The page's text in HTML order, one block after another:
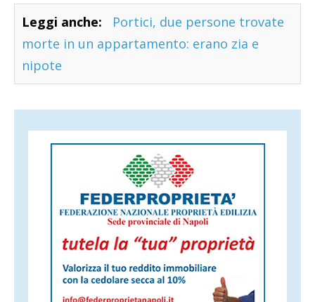
Leggi anche:
Portici, due persone trovate
morte in un appartamento: erano zia e
nipote